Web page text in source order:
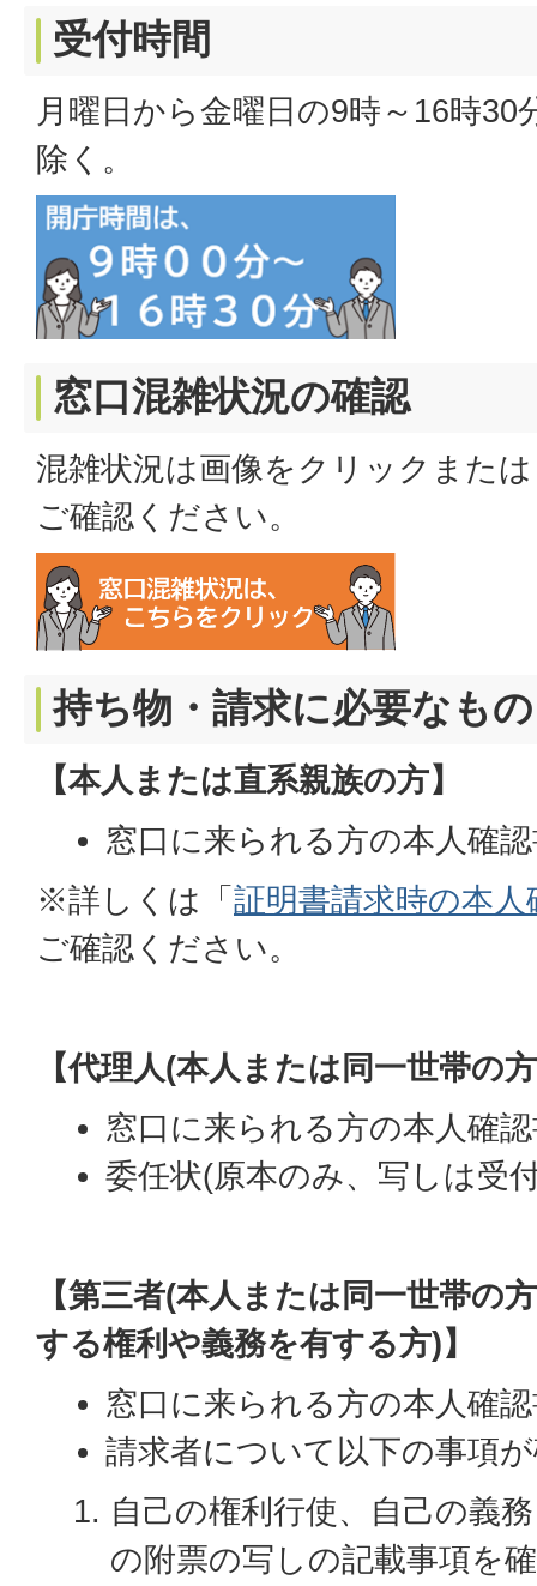
受付時間
月曜日から金曜日の9時～16時
除く。
窓口混雑状況の確認
混雑状況は画像をクリックまた
ご確認ください。
持ち物・請求に必要なもの
【本人または直系親族の方】
窓口に来られる方の本人確
※詳しくは「 証明書請求時の本
ご確認ください。
【代理人(本人または同一世帯の
窓口に来られる方の本人確
委任状(原本のみ、写しは受
【第三者(本人または同一世帯の
する権利や義務を有する方)】
窓口に来られる方の本人確
請求者について以下の事項
自己の権利行使、自己の義
の附票の写しの記載事項を